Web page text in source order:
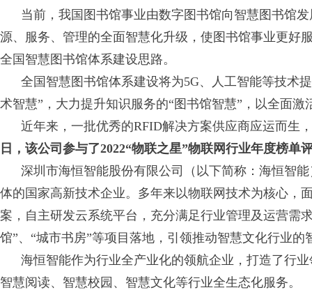
当前，我国图书馆事业由数字图书馆向智慧图书馆发
源、服务、管理的全面智慧化升级，使图书馆事业更好
全国智慧图书馆体系建设思路。
全国智慧图书馆体系建设将为5G、人工智能等技术
术智慧”，大力提升知识服务的“图书馆智慧”，以全面激
近年来，一批优秀的RFID解决方案供应商应运而生，
日，该公司参与了2022“物联之星”物联网行业年度榜单
深圳市海恒智能股份有限公司（以下简称：海恒智能
体的国家高新技术企业。多年来以物联网技术为核心，
案，自主研发云系统平台，充分满足行业管理及运营需
馆”、“城市书房”等项目落地，引领推动智慧文化行业
海恒智能作为行业全产业化的领航企业，打造了行业
智慧阅读、智慧校园、智慧文化等行业全生态化服务。